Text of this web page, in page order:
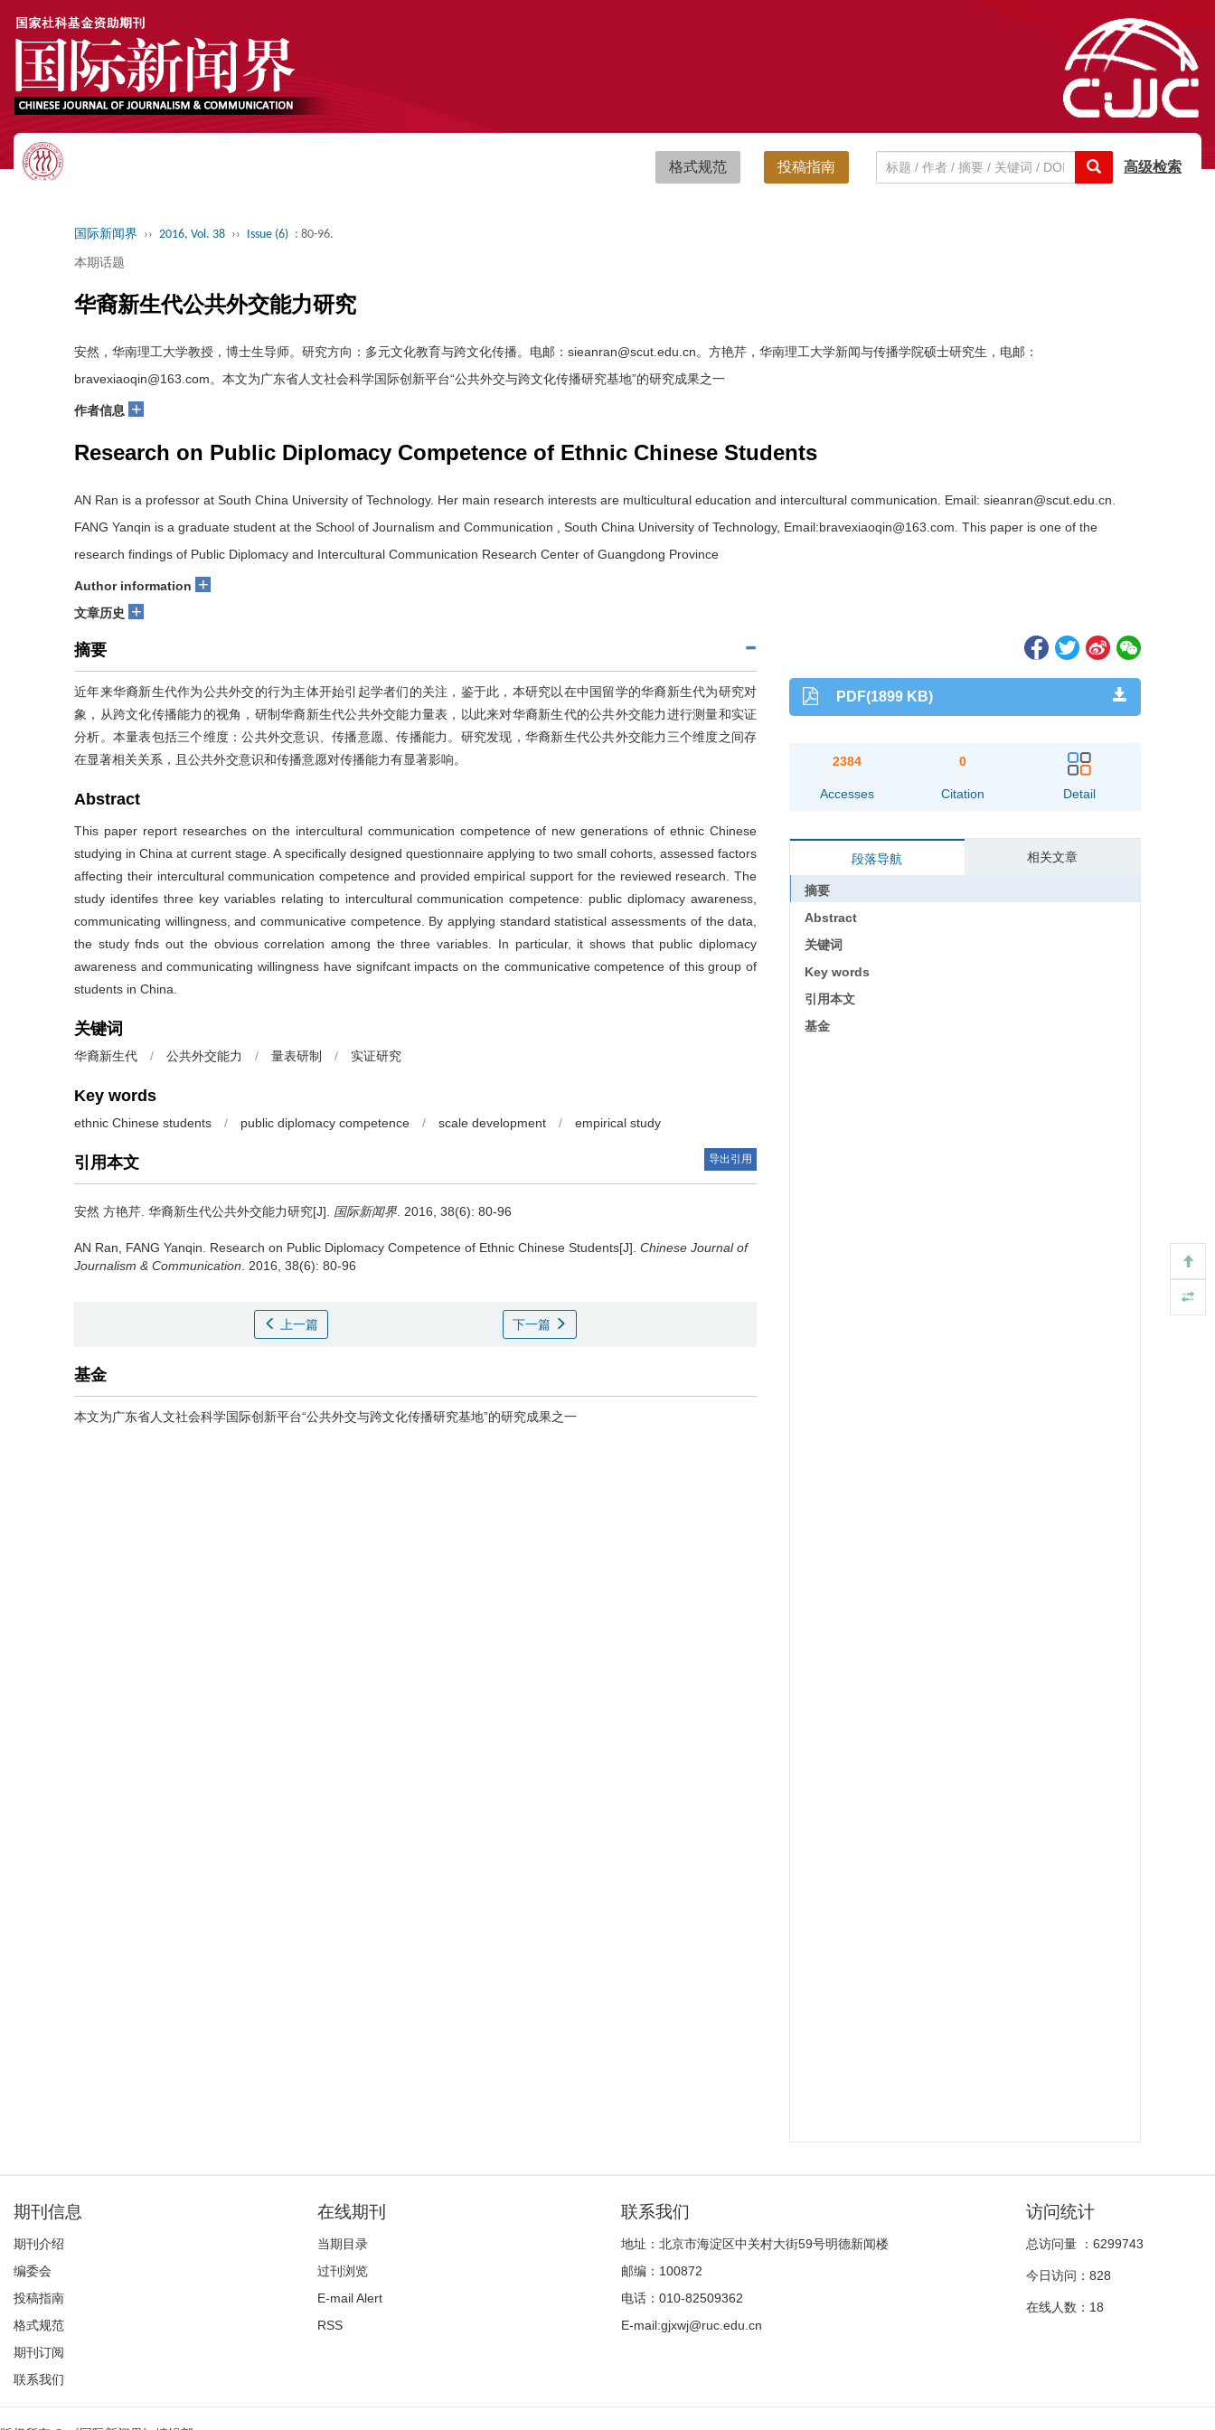
高级检索
投稿指南
格式规范
国际新闻界 ›› 2016, Vol. 38 ›› Issue (6) : 80-96.
本期话题
华裔新生代公共外交能力研究
安然，华南理工大学教授，博士生导师。研究方向：多元文化教育与跨文化传播。电邮：sieanran@scut.edu.cn。方艳芹，华南理工大学新闻与传播学院硕士研究生，电邮：
bravexiaoqin@163.com。本文为广东省人文社会科学国际创新平台“公共外交与跨文化传播研究基地”的研究成果之一
作者信息 +
Research on Public Diplomacy Competence of Ethnic Chinese Students
AN Ran is a professor at South China University of Technology. Her main research interests are multicultural education and intercultural communication. Email: sieanran@scut.edu.cn.
FANG Yanqin is a graduate student at the School of Journalism and Communication , South China University of Technology, Email:bravexiaoqin@163.com. This paper is one of the
research findings of Public Diplomacy and Intercultural Communication Research Center of Guangdong Province
Author information +
文章历史 +
摘要
近年来华裔新生代作为公共外交的行为主体开始引起学者们的关注，鉴于此，本研究以在中国留学的华裔新生代为研究对
象，从跨文化传播能力的视角，研制华裔新生代公共外交能力量表，以此来对华裔新生代的公共外交能力进行测量和实证
分析。本量表包括三个维度：公共外交意识、传播意愿、传播能力。研究发现，华裔新生代公共外交能力三个维度之间存
在显著相关关系，且公共外交意识和传播意愿对传播能力有显著影响。
Abstract
This paper report researches on the intercultural communication competence of new generations of ethnic Chinese
studying in China at current stage. A specifically designed questionnaire applying to two small cohorts, assessed factors
affecting their intercultural communication competence and provided empirical support for the reviewed research. The
study identifes three key variables relating to intercultural communication competence: public diplomacy awareness,
communicating willingness, and communicative competence. By applying standard statistical assessments of the data,
the study fnds out the obvious correlation among the three variables. In particular, it shows that public diplomacy
awareness and communicating willingness have signifcant impacts on the communicative competence of this group of
students in China.
关键词
华裔新生代 / 公共外交能力 / 量表研制 / 实证研究
Key words
ethnic Chinese students / public diplomacy competence / scale development / empirical study
引用本文 导出引用
安然 方艳芹. 华裔新生代公共外交能力研究[J]. 国际新闻界 . 2016, 38(6): 80-96
AN Ran, FANG Yanqin. Research on Public Diplomacy Competence of Ethnic Chinese Students[J]. Chinese Journal of
Journalism & Communication . 2016, 38(6): 80-96
上一篇 下一篇
基金
本文为广东省人文社会科学国际创新平台“公共外交与跨文化传播研究基地”的研究成果之一
PDF(1899 KB)
2384
Accesses
0
Citation Detail
段落导航 相关文章
摘要
Abstract
关键词
Key words
引用本文
基金
期刊信息
期刊介绍
编委会
投稿指南
格式规范
期刊订阅
联系我们
在线期刊
当期目录
过刊浏览
E-mail Alert
RSS
联系我们
地址：北京市海淀区中关村大街59号明德新闻楼
邮编：100872
电话：010-82509362
E-mail:gjxwj@ruc.edu.cn
访问统计
总访问量 ： 6299743
今日访问： 828
在线人数： 18